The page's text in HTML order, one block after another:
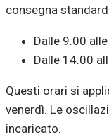
consegna
Dalle 9:00
Dalle 14:00
Questi orari si
venerdì. Le
incaricato.